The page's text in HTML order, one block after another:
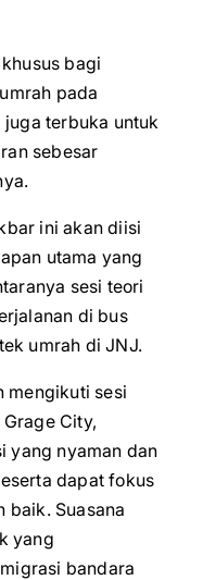
bagi
pada
juga terbuka untuk
sebesar
ini akan diisi
utama yang
sesi teori
di bus
umrah di JNJ.
mengikuti sesi
City,
yang nyaman dan
dapat fokus
baik. Suasana
yang
bandara